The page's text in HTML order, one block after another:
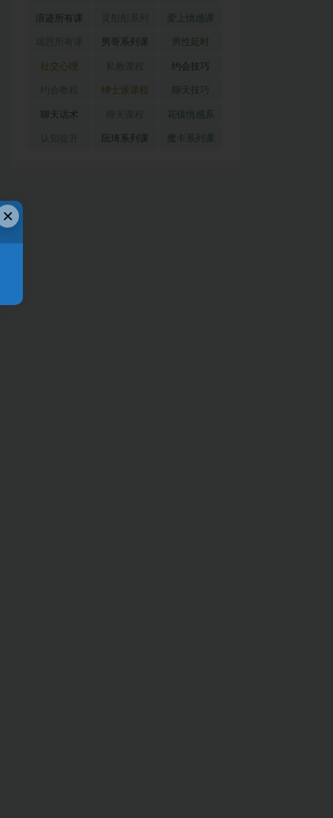
(23) (31)
浪迹所有课
(26)
爱上情感课
程(34)
程(26)
男哥系列课 男性延时
(26)
社交心理
(80)
约会技巧
(41)
(51)
绅士派课程 聊天技巧
(155)
聊天话术
(171)
花镇情感系
列 (35)
阮琦系列课 魔卡系列课
×